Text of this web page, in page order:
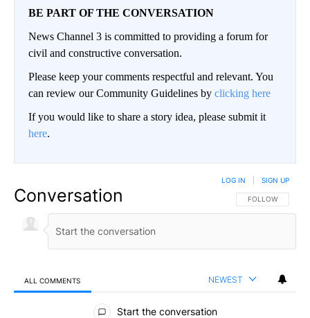
BE PART OF THE CONVERSATION
News Channel 3 is committed to providing a forum for
civil and constructive conversation.
Please keep your comments respectful and relevant. You
can review our Community Guidelines by clicking here
If you would like to share a story idea, please submit it
here.
Conversation FOLLOW THIS
FOLLOW
LOG IN SIGN UP
ALL COMMENTS NEWEST
All Comments
Start the conversation